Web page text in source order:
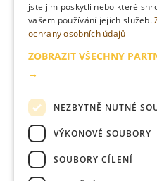
Mirror Bar získává
Hospitality Award v
Best Bars
Bratislavský Mirror Bar si
klíčových ocenění
Europe’s 50 Best Bars.
of Hospitality Award, která
jste jim poskytli nebo které
vašem používání jejich služeb.
ochrany osobních údajů
ZOBRAZIT VŠECHNY
→
NEZBYTNĚ NUTNÉ
VÝKONOVÉ SOUBORY
SOUBORY CÍLENÍ